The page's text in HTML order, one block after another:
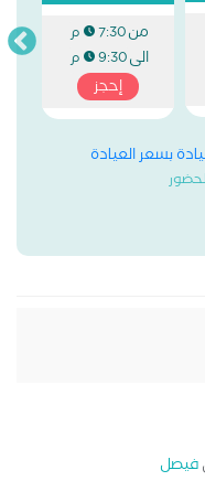
من7:30 م
الى9:30 م
إحجز
بسعر العيادة
فيصل